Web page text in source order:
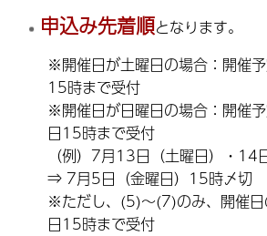
申込み先着順となります。
※開催日が土曜日の場合：開催
15時まで受付
※開催日が日曜日の場合：開催
日15時まで受付
（例）7月13日（土曜日）・14
⇒ 7月5日（金曜日）15時〆切
※ただし、(5)～(7)のみ、開催
日15時まで受付